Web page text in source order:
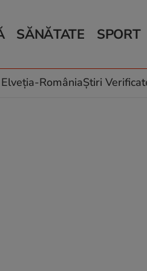
climatice
SĂNĂTATE
Relații
Rețete culinare
SPORT
RomâniaȘtiri